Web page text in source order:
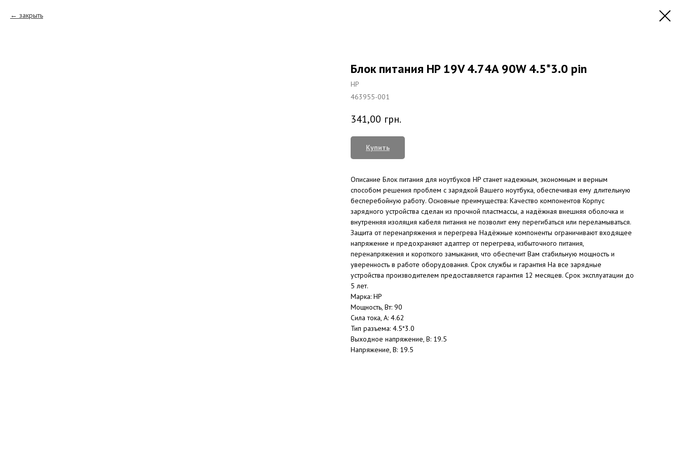
закрыть
Блок питания HP 19V 4.74A 90W 4.5*3.0 pin
HP
463955-001
341,00 грн.
Купить
Описание Блок питания для ноутбуков HP станет надежным, экономным и верным
способом решения проблем с зарядкой Вашего ноутбука, обеспечивая ему длительную
бесперебойную работу. Основные преимущества: Качество компонентов Корпус
зарядного устройства сделан из прочной пластмассы, а надёжная внешняя оболочка и
внутренняя изоляция кабеля питания не позволит ему перегибаться или переламываться.
Защита от перенапряжения и перегрева Надёжные компоненты ограничивают входящее
напряжение и предохраняют адаптер от перегрева, избыточного питания,
перенапряжения и короткого замыкания, что обеспечит Вам стабильную мощность и
уверенность в работе оборудования. Срок службы и гарантия На все зарядные
устройства производителем предоставляется гарантия 12 месяцев. Срок эксплуатации до
5 лет.
Марка: HP
Мощность, Вт: 90
Сила тока, А: 4.62
Тип разъема: 4.5*3.0
Выходное напряжение, В: 19.5
Напряжение, В: 19.5